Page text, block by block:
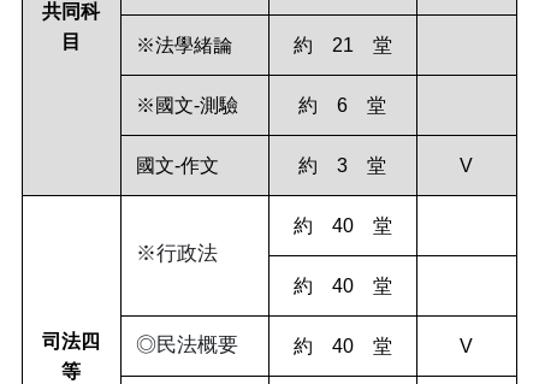
共同科
目
※法學緒論 約 21 堂
※國文-測驗 約 6 堂
國文-作文 約 3 堂 V
司法四
等
※行政法
約 40 堂
約 40 堂
◎民法概要 約 40 堂 V